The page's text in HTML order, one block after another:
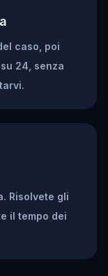
caso, poi
24, senza
Risolvete gli
il tempo dei